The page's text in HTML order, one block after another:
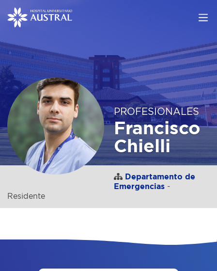
PROFESIONALES
Francisco
Chielli
Departamento de
Emergencias -
Residente